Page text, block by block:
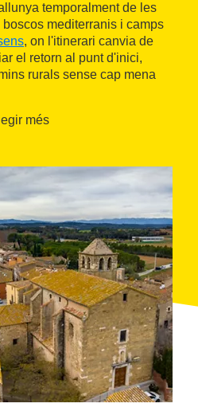
temporalment de les
boscos mediterranis i camps
, on l'itinerari canvia de
el retorn al punt d'inici,
rurals sense cap mena
més